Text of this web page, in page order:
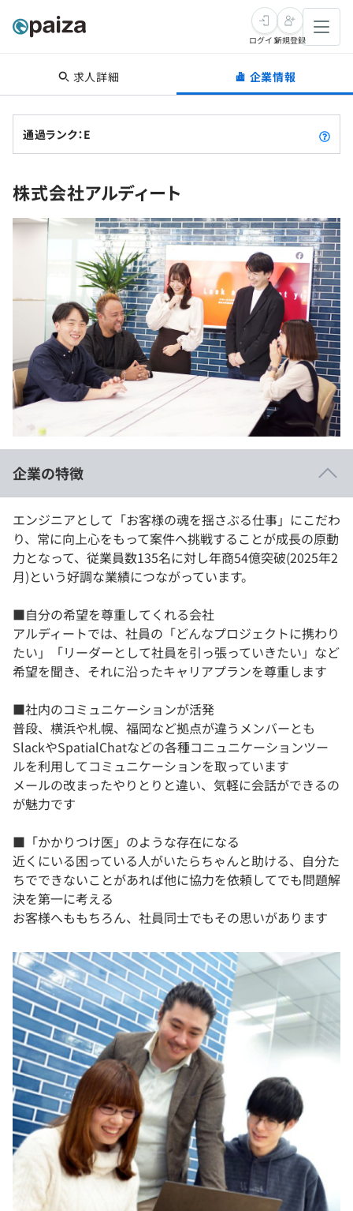
転職・キャリア
転職成功ガイド
転職エージェント
インタビュー
転職成功ガイド
新卒就活
求人検索
本選考
新卒エージェント
イベント・セミナー
インタビュー
学習
講座一覧
4択課題
ナレッジ
リファレンス
プラン
個人向けプラン
法人向けプラン
学校向けプラン
スキルチェック
プログラミング言語
評価結果一覧
再チャレンジ結果一覧
ゲーム・マンガ
メディア
Tech Team Journal
paiza times
note
paizaとは？
ログイン新規登録
求人詳細 企業情報
通過ランク：E
株式会社アルディート
企業の特徴
エンジニアとして「お客様の魂を揺さぶる仕事」にこだわ
り、常に向上心をもって案件へ挑戦することが成長の原動
力となって、従業員数135名に対し年商54億突破(2025年2
月)という好調な業績につながっています。
■自分の希望を尊重してくれる会社
アルディートでは、社員の「どんなプロジェクトに携わり
たい」「リーダーとして社員を引っ張っていきたい」など
希望を聞き、それに沿ったキャリアプランを尊重します
■社内のコミュニケーションが活発
普段、横浜や札幌、福岡など拠点が違うメンバーとも
SlackやSpatialChatなどの各種コニュニケーションツー
ルを利用してコミュニケーションを取っています
メールの改まったやりとりと違い、気軽に会話ができるの
が魅力です
■「かかりつけ医」のような存在になる
近くにいる困っている人がいたらちゃんと助ける、自分た
ちでできないことがあれば他に協力を依頼してでも問題解
決を第一に考える
お客様へももちろん、社員同士でもその思いがあります